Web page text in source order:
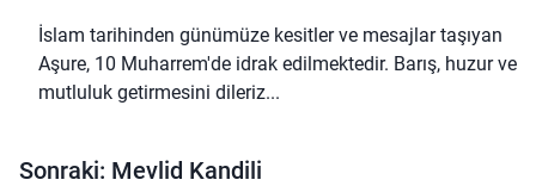
İslam tarihinden günümüze kesitler ve mesajlar taşıyan
Aşure, 10 Muharrem'de idrak edilmektedir. Barış, huzur ve
mutluluk getirmesini dileriz...
Sonraki: Mevlid Kandili